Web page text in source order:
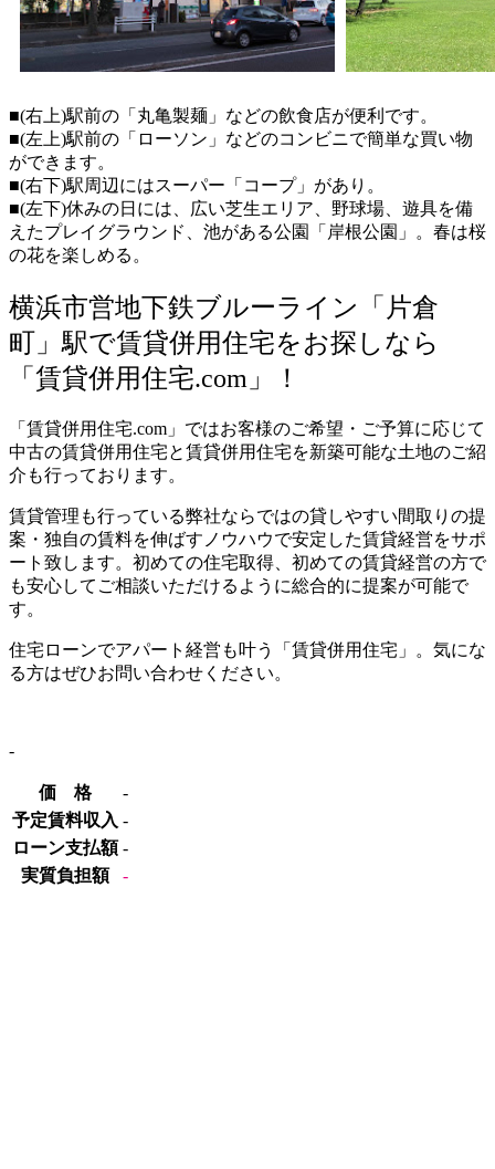
■(右上)駅前の「丸亀製麺」などの飲食店が便利です。
■(左上)駅前の 「ローソン」 などのコンビニで簡単な買い物
ができます。
■(右下)駅周辺にはスーパー「コープ」があり。
■(左下)休みの日には、 広い芝生エリア、野球場、遊具を備
えたプレイグラウンド、池がある公園「岸根公園」。春は桜
の花を楽しめる。
横浜市営地下鉄ブルーライン「片倉
町」駅で賃貸併用住宅をお探しなら
「賃貸併用住宅.com」！
「賃貸併用住宅.com」ではお客様のご希望・ご予算に応じて
中古の賃貸併用住宅と賃貸併用住宅を新築可能な土地のご紹
介も行っております。
賃貸管理も行っている弊社ならではの貸しやすい間取りの提
案・独自の賃料を伸ばすノウハウで安定した賃貸経営をサポ
ート致します。初めての住宅取得、初めての賃貸経営の方で
も安心してご相談いただけるように総合的に提案が可能で
す。
住宅ローンでアパート経営も叶う「賃貸併用住宅」。気にな
る方はぜひお問い合わせください。
‐
価 格
‐
予定賃料収入 ‐
ローン支払額 ‐
実質負担額
‐